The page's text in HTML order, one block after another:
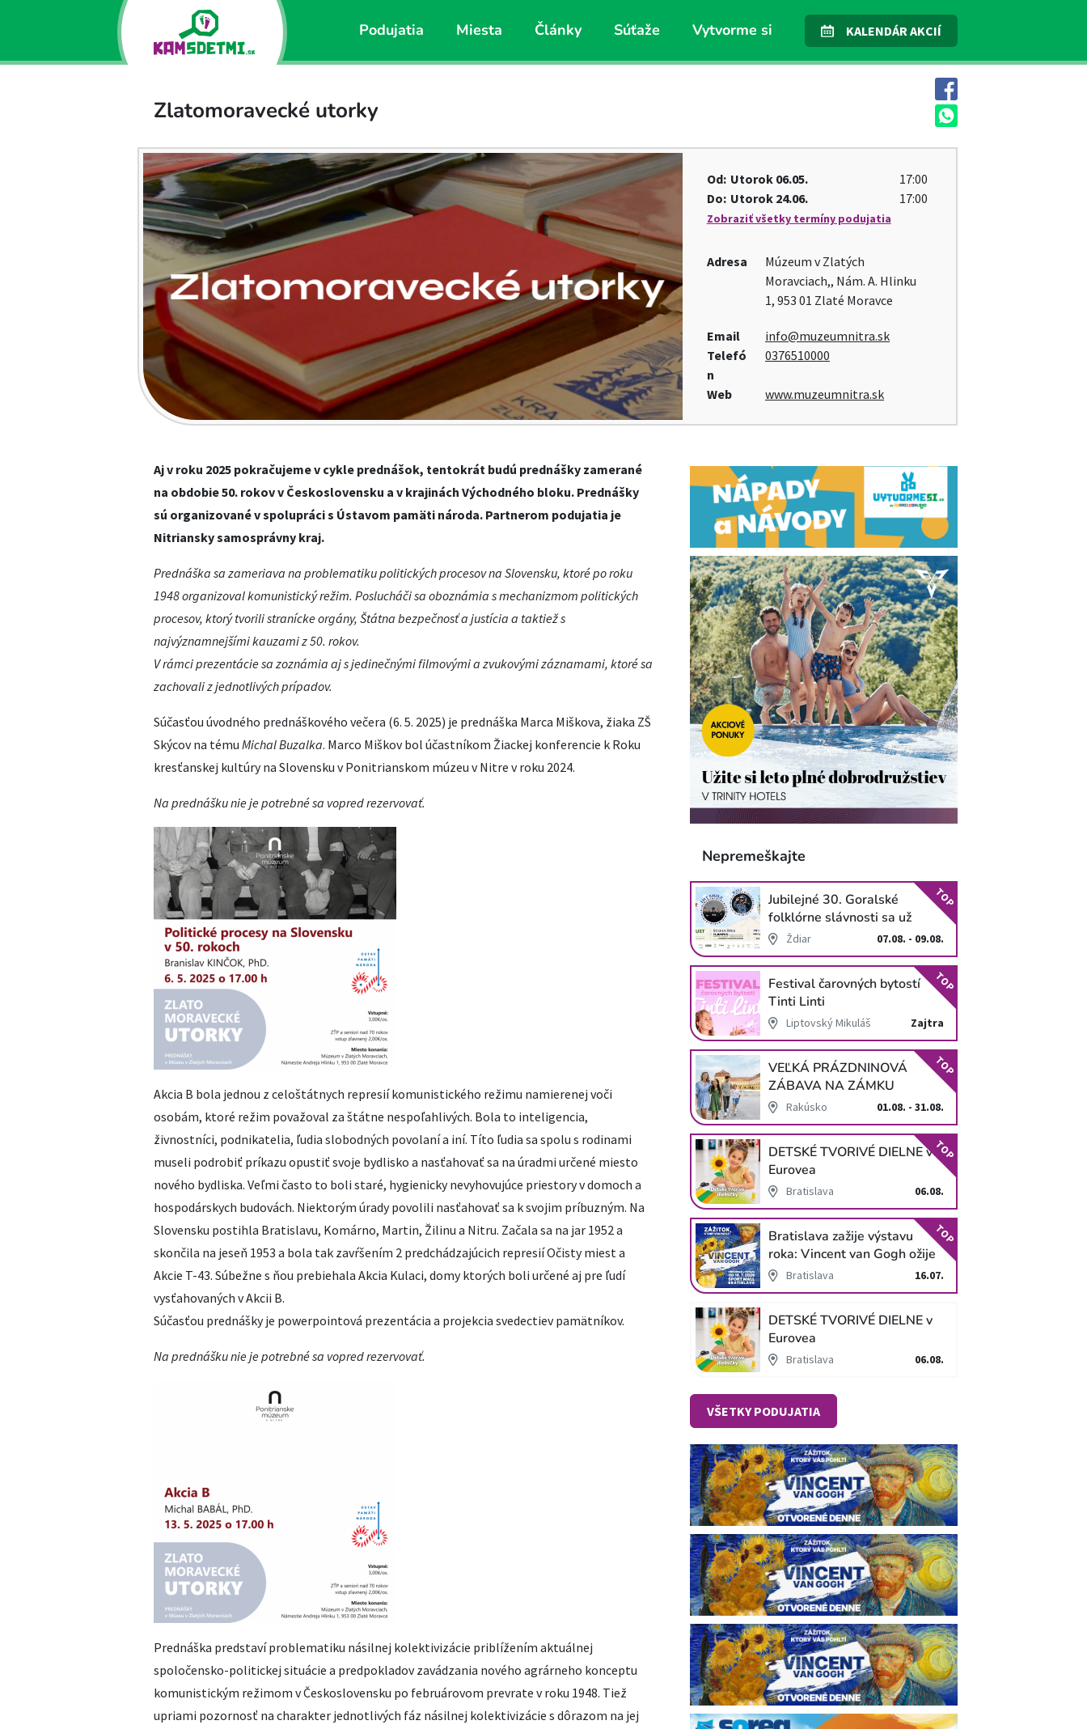
Podujatia Miesta Články Súťaže Vytvorme si KALENDÁR AKCIÍ
Zlatomoravecké utorky
Od: Utorok06.05.
17:00
Do: Utorok24.06. 17:00
Zobraziť všetky termíny podujatia
Adresa
Múzeum v Zlatých
Moravciach,, Nám. A. Hlinku
1, 953 01 Zlaté Moravce
Email
info@muzeumnitra.sk
Telefó
n
0376510000
Web www.muzeumnitra.sk
Aj v roku 2025 pokračujeme v cykle prednášok, tentokrát budú prednášky zamerané
na obdobie 50. rokov v Československu a v krajinách Východného bloku. Prednášky
sú organizované v spolupráci s Ústavom pamäti národa. Partnerom podujatia je
Nitriansky samosprávny kraj.
Prednáška sa zameriava na problematiku politických procesov na Slovensku, ktoré po roku
1948 organizoval komunistický režim. Poslucháči sa oboznámia s mechanizmom politických
procesov, ktorý tvorili stranícke orgány, Štátna bezpečnosť a justícia a taktiež s
najvýznamnejšími kauzami z 50. rokov.
V rámci prezentácie sa zoznámia aj s jedinečnými filmovými a zvukovými záznamami, ktoré sa
zachovali z jednotlivých prípadov.
Súčasťou úvodného prednáškového večera (6. 5. 2025) je prednáška Marca Miškova, žiaka ZŠ
Skýcov na tému Michal Buzalka. Marco Miškov bol účastníkom Žiackej konferencie k Roku
kresťanskej kultúry na Slovensku v Ponitrianskom múzeu v Nitre v roku 2024.
Na prednášku nie je potrebné sa vopred rezervovať.
Akcia B bola jednou z celoštátnych represií komunistického režimu namierenej voči
osobám, ktoré režim považoval za štátne nespoľahlivých. Bola to inteligencia,
živnostníci, podnikatelia, ľudia slobodných povolaní a iní. Títo ľudia sa spolu s rodinami
museli podrobiť príkazu opustiť svoje bydlisko a nasťahovať sa na úradmi určené miesto
nového bydliska. Veľmi často to boli staré, hygienicky nevyhovujúce priestory v domoch a
hospodárskych budovách. Niektorým úrady povolili nasťahovať sa k svojim príbuzným. Na
Slovensku postihla Bratislavu, Komárno, Martin, Žilinu a Nitru. Začala sa na jar 1952 a
skončila na jeseň 1953 a bola tak zavŕšením 2 predchádzajúcich represií Očisty miest a
Akcie T-43. Súbežne s ňou prebiehala Akcia Kulaci, domy ktorých boli určené aj pre ľudí
vysťahovaných v Akcii B.
Súčasťou prednášky je powerpointová prezentácia a projekcia svedectiev pamätníkov.
Na prednášku nie je potrebné sa vopred rezervovať.
Prednáška predstaví problematiku násilnej kolektivizácie priblížením aktuálnej
spoločensko-politickej situácie a predpokladov zavádzania nového agrárneho konceptu
komunistickým režimom v Československu po februárovom prevrate v roku 1948. Tiež
upriami pozornosť na charakter jednotlivých fáz násilnej kolektivizácie s dôrazom na jej
Nepremeškajte
Jubilejné 30. Goralské
folklórne slávnosti sa už
blížiaŽdiar 07.08. - 09.08.
TOP
Festival čarovných bytostí
Tinti Linti
Liptovský Mikuláš Zajtra
TOP
VEĽKÁ PRÁZDNINOVÁ
ZÁBAVA NA ZÁMKU
SCHLOSS HOF
Rakúsko 01.08. - 31.08.
TOP
DETSKÉ TVORIVÉ DIELNE v
Eurovea
Bratislava 06.08.
TOP
Bratislava zažije výstavu
roka: Vincent van Gogh ožije
v unikátnej imerzívnej šou!
Bratislava 16.07.
TOP
DETSKÉ TVORIVÉ DIELNE v
Eurovea
Bratislava 06.08.
VŠETKY PODUJATIA